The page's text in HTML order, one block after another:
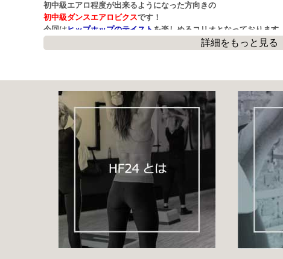
初中級エアロ程度が出来るようになった方向きの
初中級ダンスエアロビクスです！
今回はヒップホップのテイスト を楽しめるコリオとなっております。
楽しく脂肪燃焼が出来るオススメの内容です！
是非、ご覧下さい★
YouTubeのダイジェスト動画は こちら です
★たかはしごうインストラクターのレッスン動画
http://home-fitness24.jp/2041
初級ダンスエアロVol.6
http://home-fitness24.jp/2103
初中級ダンスエアロVol.6（ヒップホップスタイル）
http://home-fitness24.jp/2120
※現在表示中です
詳細をもっと見る